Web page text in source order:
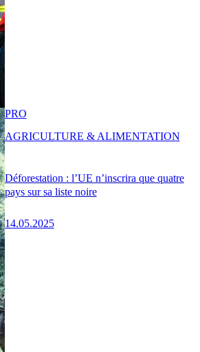
Déforestation : l’UE n’inscrira que quatre
pays sur sa liste noire
14.05.2025
PRO
AGRICULTURE & ALIMENTATION